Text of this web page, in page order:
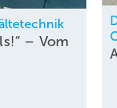
– Vom